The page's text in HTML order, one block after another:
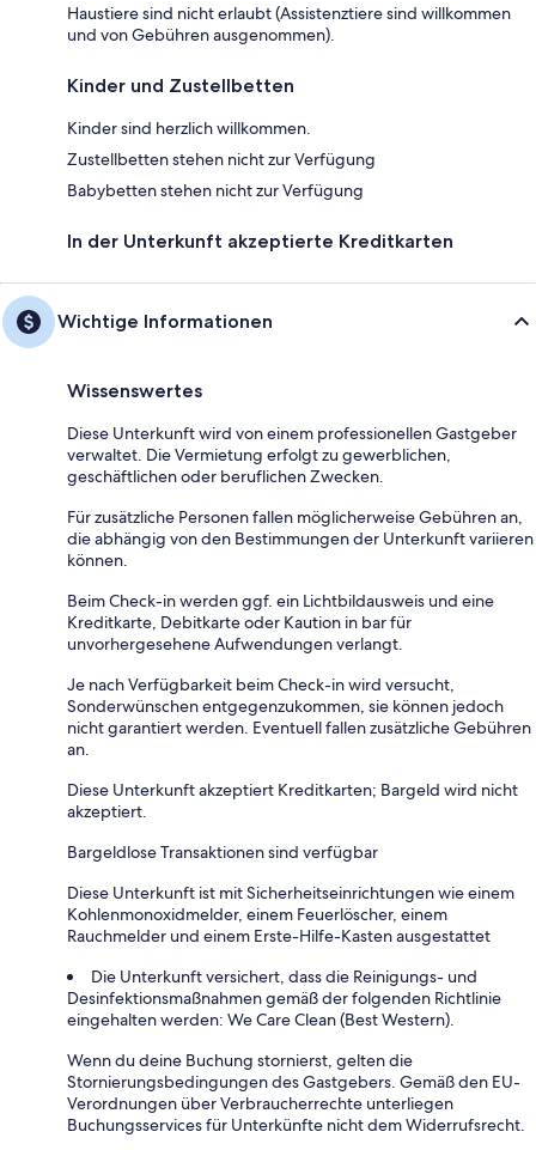
Haustiere sind nicht erlaubt (Assistenztiere sind willkommen
und von Gebühren ausgenommen).
Kinder und Zustellbetten
Kinder sind herzlich willkommen.
Zustellbetten stehen nicht zur Verfügung
Babybetten stehen nicht zur Verfügung
In der Unterkunft akzeptierte Kreditkarten
Wichtige Informationen
Wissenswertes
Diese Unterkunft wird von einem professionellen Gastgeber
verwaltet. Die Vermietung erfolgt zu gewerblichen,
geschäftlichen oder beruflichen Zwecken.
Für zusätzliche Personen fallen möglicherweise Gebühren an,
die abhängig von den Bestimmungen der Unterkunft variieren
können.
Beim Check-in werden ggf. ein Lichtbildausweis und eine
Kreditkarte, Debitkarte oder Kaution in bar für
unvorhergesehene Aufwendungen verlangt.
Je nach Verfügbarkeit beim Check-in wird versucht,
Sonderwünschen entgegenzukommen, sie können jedoch
nicht garantiert werden. Eventuell fallen zusätzliche Gebühren
an.
Diese Unterkunft akzeptiert Kreditkarten; Bargeld wird nicht
akzeptiert.
Bargeldlose Transaktionen sind verfügbar
Diese Unterkunft ist mit Sicherheitseinrichtungen wie einem
Kohlenmonoxidmelder, einem Feuerlöscher, einem
Rauchmelder und einem Erste-Hilfe-Kasten ausgestattet
Die Unterkunft versichert, dass die Reinigungs- und
Desinfektionsmaßnahmen gemäß der folgenden Richtlinie
eingehalten werden: We Care Clean (Best Western).
Wenn du deine Buchung stornierst, gelten die
Stornierungsbedingungen des Gastgebers. Gemäß den EU-
Verordnungen über Verbraucherrechte unterliegen
Buchungsservices für Unterkünfte nicht dem Widerrufsrecht.